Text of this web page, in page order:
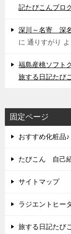
記たびこんブロ
深川～名寄 深
に 通りすがり よ
福島産桃ソフト
旅する日記たび
固定ページ
おすすめ化粧品♪
たびこん 自己
サイトマップ
ラジエントヒー
旅する日記たび